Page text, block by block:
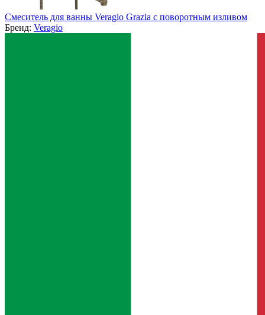
Смеситель для ванны Veragio Grazia с поворотным изливом
Бренд: Veragio